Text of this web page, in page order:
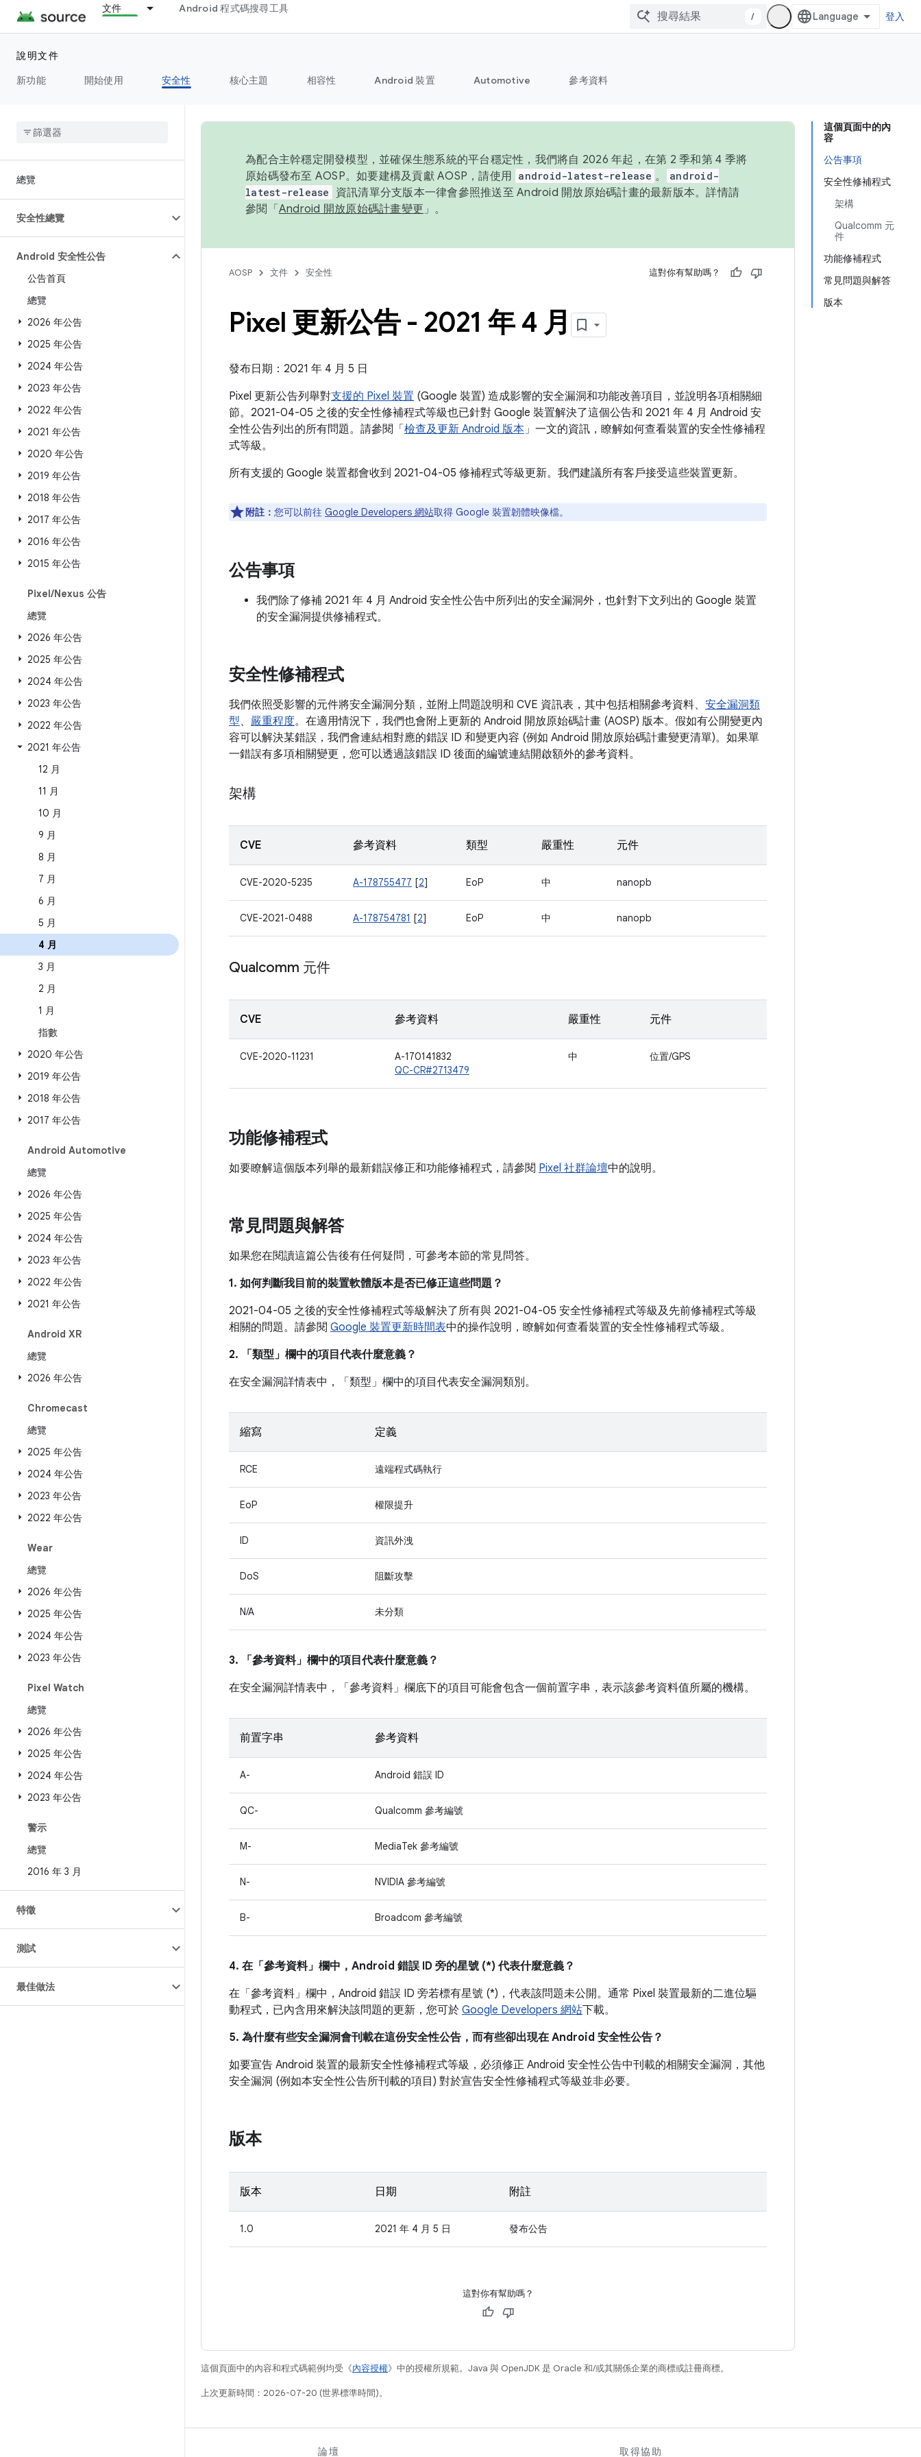
文件 Android 程式碼搜尋工具
/ 登入
說明文件
新功能
開始使用 安全性 核心主題 相容性 Android 裝置 Automotive 參考資料
總覽
安全性總覽
Android 安全性公告
公告首頁
總覽
2026 年公告
2025 年公告
2024 年公告
2023 年公告
2022 年公告
2021 年公告
2020 年公告
2019 年公告
2018 年公告
2017 年公告
2016 年公告
2015 年公告
Pixel/Nexus 公告
總覽
2026 年公告
2025 年公告
2024 年公告
2023 年公告
2022 年公告
2021 年公告
12 月
11 月
10 月
9 月
8 月
7 月
6 月
5 月
4 月
3 月
2 月
1 月
指數
2020 年公告
2019 年公告
2018 年公告
2017 年公告
Android Automotive
總覽
2026 年公告
2025 年公告
2024 年公告
2023 年公告
2022 年公告
2021 年公告
Android XR
總覽
2026 年公告
Chromecast
總覽
2025 年公告
2024 年公告
2023 年公告
2022 年公告
Wear
總覽
2026 年公告
2025 年公告
2024 年公告
2023 年公告
Pixel Watch
總覽
2026 年公告
2025 年公告
2024 年公告
2023 年公告
警示
總覽
2016 年 3 月
特徵
測試
最佳做法
這個頁面中的內
容
公告事項
安全性修補程式
架構
Qualcomm 元
件
功能修補程式
常見問題與解答
版本
為配合主幹穩定開發模型，並確保生態系統的平台穩定性，我們將自 2026 年起，在第 2 季和第 4 季將
原始碼發布至 AOSP。如要建構及貢獻 AOSP，請使用 android-latest-release 。
android-
latest-release
資訊清單分支版本一律會參照推送至 Android 開放原始碼計畫的最新版本。詳情請
參閱「 Android 開放原始碼計畫變更 」。
AOSP 文件 安全性 這對你有幫助嗎？
Pixel 更新公告 - 2021 年 4 月
發布日期：2021 年 4 月 5 日
Pixel 更新公告列舉對支援的 Pixel 裝置 (Google 裝置) 造成影響的安全漏洞和功能改善項目，並說明各項相關細
節。2021-04-05 之後的安全性修補程式等級也已針對 Google 裝置解決了這個公告和 2021 年 4 月 Android 安
全性公告列出的所有問題。請參閱「 檢查及更新 Android 版本」一文的資訊，瞭解如何查看裝置的安全性修補程
式等級。
所有支援的 Google 裝置都會收到 2021-04-05 修補程式等級更新。我們建議所有客戶接受這些裝置更新。
附註： 您可以前往 Google Developers 網站取得 Google 裝置韌體映像檔。
公告事項
我們除了修補 2021 年 4 月 Android 安全性公告中所列出的安全漏洞外，也針對下文列出的 Google 裝置
的安全漏洞提供修補程式。
安全性修補程式
我們依照受影響的元件將安全漏洞分類，並附上問題說明和 CVE 資訊表，其中包括相關參考資料、 安全漏洞類
型、 嚴重程度。在適用情況下，我們也會附上更新的 Android 開放原始碼計畫 (AOSP) 版本。假如有公開變更內
容可以解決某錯誤，我們會連結相對應的錯誤 ID 和變更內容 (例如 Android 開放原始碼計畫變更清單)。如果單
一錯誤有多項相關變更，您可以透過該錯誤 ID 後面的編號連結開啟額外的參考資料。
架構
CVE 參考資料 類型 嚴重性 元件
CVE-2020-5235 A-178755477 [2] EoP 中 nanopb
CVE-2021-0488 A-178754781 [2] EoP 中 nanopb
Qualcomm 元件
CVE 參考資料 嚴重性 元件
CVE-2020-11231
A-170141832
QC-CR#2713479
中 位置/GPS
功能修補程式
如要瞭解這個版本列舉的最新錯誤修正和功能修補程式，請參閱 Pixel 社群論壇中的說明。
常見問題與解答
如果您在閱讀這篇公告後有任何疑問，可參考本節的常見問答。
1. 如何判斷我目前的裝置軟體版本是否已修正這些問題？
2021-04-05 之後的安全性修補程式等級解決了所有與 2021-04-05 安全性修補程式等級及先前修補程式等級
相關的問題。請參閱 Google 裝置更新時間表中的操作說明，瞭解如何查看裝置的安全性修補程式等級。
2. 「類型」 欄中的項目代表什麼意義？
在安全漏洞詳情表中，「類型」 欄中的項目代表安全漏洞類別。
縮寫 定義
RCE 遠端程式碼執行
EoP 權限提升
ID 資訊外洩
DoS 阻斷攻擊
N/A 未分類
3. 「參考資料」 欄中的項目代表什麼意義？
在安全漏洞詳情表中，「參考資料」 欄底下的項目可能會包含一個前置字串，表示該參考資料值所屬的機構。
前置字串 參考資料
A- Android 錯誤 ID
QC- Qualcomm 參考編號
M- MediaTek 參考編號
N- NVIDIA 參考編號
B- Broadcom 參考編號
4. 在「參考資料」 欄中，Android 錯誤 ID 旁的星號 (*) 代表什麼意義？
在「參考資料」 欄中，Android 錯誤 ID 旁若標有星號 (*)，代表該問題未公開。通常 Pixel 裝置最新的二進位驅
動程式，已內含用來解決該問題的更新，您可於 Google Developers 網站下載。
5. 為什麼有些安全漏洞會刊載在這份安全性公告，而有些卻出現在 Android 安全性公告？
如要宣告 Android 裝置的最新安全性修補程式等級，必須修正 Android 安全性公告中刊載的相關安全漏洞，其他
安全漏洞 (例如本安全性公告所刊載的項目) 對於宣告安全性修補程式等級並非必要。
版本
版本 日期 附註
1.0 2021 年 4 月 5 日 發布公告
這對你有幫助嗎？
這個頁面中的內容和程式碼範例均受《內容授權》中的授權所規範。Java 與 OpenJDK 是 Oracle 和/或其關係企業的商標或註冊商標。
上次更新時間：2026-07-20 (世界標準時間)。
論壇 取得協助